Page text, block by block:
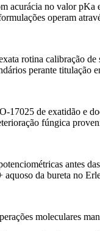
acurácia no valor
operam
rotina calibração
perante
17025 de exatidão e
fúngica
antes
aquoso da bureta no
moleculares